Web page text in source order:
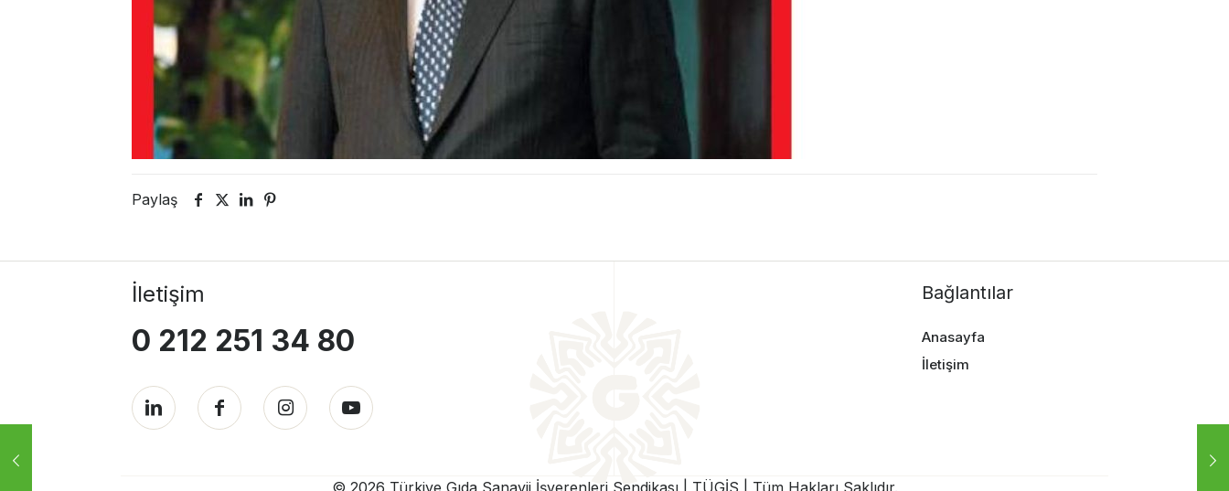
Paylaş
İletişim
0 212 251 34 80
Bağlantılar
Anasayfa
İletişim
© 2026 Türkiye Gıda Sanayii İşverenleri Sendikası | TÜGİS | Tüm Hakları Saklıdır.